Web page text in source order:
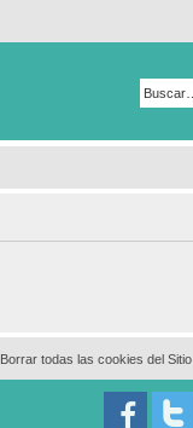
Borrar todas las cookies del Sitio